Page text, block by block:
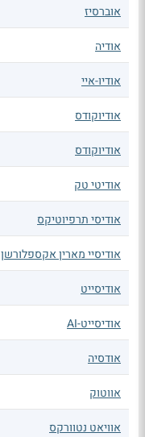
אוברסיז
אודיה
אודיו-איי
אודיוקודס
אודיוקודס
אודיטי טק
אודיסי תרפיוטיקס
אודיסיי מארין אקספלורשן
אודיסייט
אודיסייט-AI
אודסיה
אווטוק
אוויאט נטוורקס